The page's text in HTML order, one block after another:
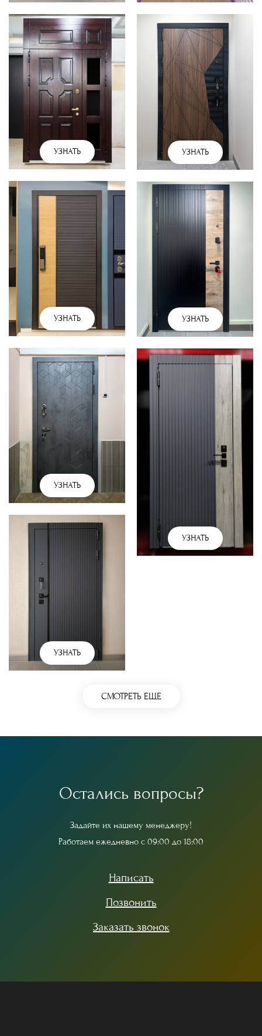
УЗНАТЬ
УЗНАТЬ
УЗНАТЬ
УЗНАТЬ
УЗНАТЬ
УЗНАТЬ
УЗНАТЬ
СМОТРЕТЬ ЕЩЕ
Остались вопросы?
Задайте их нашему менеджеру!
Работаем ежедневно с 09:00 до 18:00
Написать
Позвонить
Заказать звонок